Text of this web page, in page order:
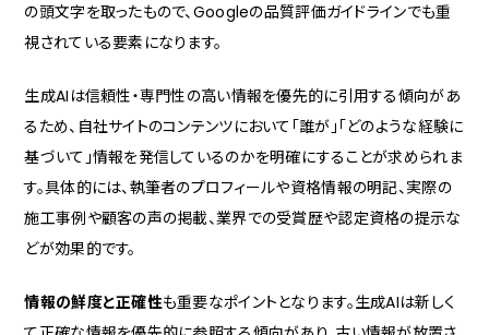
の頭文字を取ったもので、Googleの品質評価ガイドラインでも重
視されている要素になります。
生成AIは信頼性・専門性の高い情報を優先的に引用する傾向があ
るため、自社サイトのコンテンツにおいて「誰が」「どのような経験に
基づいて」情報を発信しているのかを明確にすることが求められま
す。具体的には、執筆者のプロフィールや資格情報の明記、実際の
施工事例や顧客の声の掲載、業界での受賞歴や認定資格の提示な
どが効果的です。
情報の鮮度と正確性も重要なポイントとなります。生成AIは新しく